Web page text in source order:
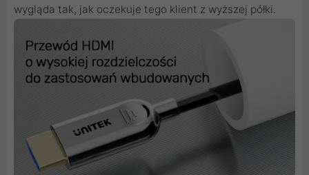
wygląda tak, jak oczekuje tego klient z wyższej półki.